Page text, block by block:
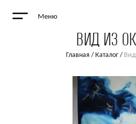
Меню
ВИД ИЗ
Главная / Каталог/